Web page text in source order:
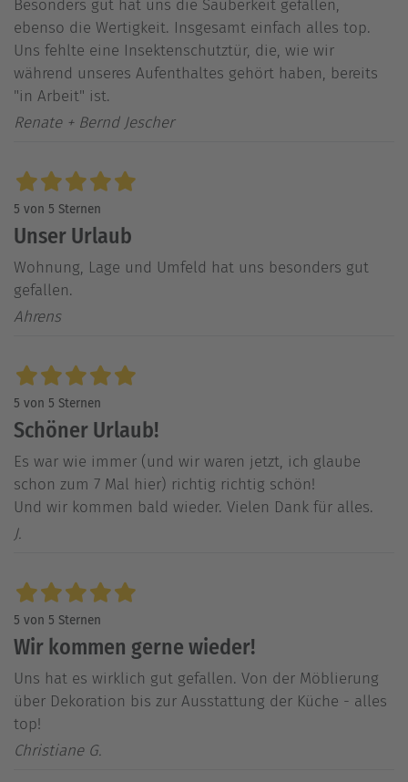
Besonders gut hat uns die Sauberkeit gefallen,
ebenso die Wertigkeit. Insgesamt einfach alles top.
Uns fehlte eine Insektenschutztür, die, wie wir
während unseres Aufenthaltes gehört haben, bereits
"in Arbeit" ist.
Renate + Bernd Jescher
5 von 5 Sternen
Unser Urlaub
Wohnung, Lage und Umfeld hat uns besonders gut
gefallen.
Ahrens
5 von 5 Sternen
Schöner Urlaub!
Es war wie immer (und wir waren jetzt, ich glaube
schon zum 7 Mal hier) richtig richtig schön!
Und wir kommen bald wieder. Vielen Dank für alles.
J.
5 von 5 Sternen
Wir kommen gerne wieder!
Uns hat es wirklich gut gefallen. Von der Möblierung
über Dekoration bis zur Ausstattung der Küche - alles
top!
Christiane G.